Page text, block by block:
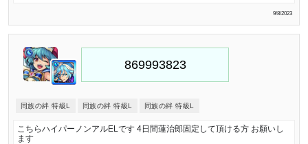
9/8/2023
同族の絆 特級L 同族の絆 特級L 同族の絆 特級L
こちらハイパーノンアルELです 4日間蓮治郎固定して頂ける方 お願いし
ます